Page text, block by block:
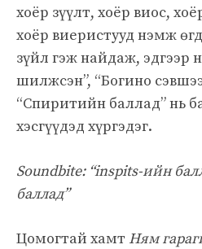
хоёр зүүлт, хоёр виос,
хоёр виеристууд нэмж
зүйл гэж найдаж, эдгээр
шилжсэн”, “Богино
“Спиритийн баллад” нь
хэсгүүдэд хүргэдэг.
Soundbite: “inspits-ийн
баллад”
Цомогтай хамт Ням